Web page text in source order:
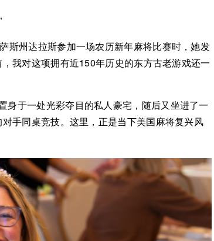
斯州达拉斯参加一场农历新年麻将比赛时，她发
我对这项拥有近150年历史的东方古老游戏还一
身于一处光彩夺目的私人豪宅，随后又坐进了一
手同桌竞技。这里，正是当下美国麻将复兴风